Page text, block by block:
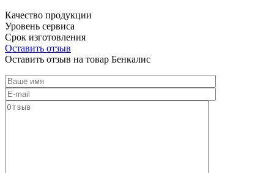
Качество продукции
Уровень сервиса
Срок изготовления
Оставить отзыв
Оставить отзыв на товар Бенкалис